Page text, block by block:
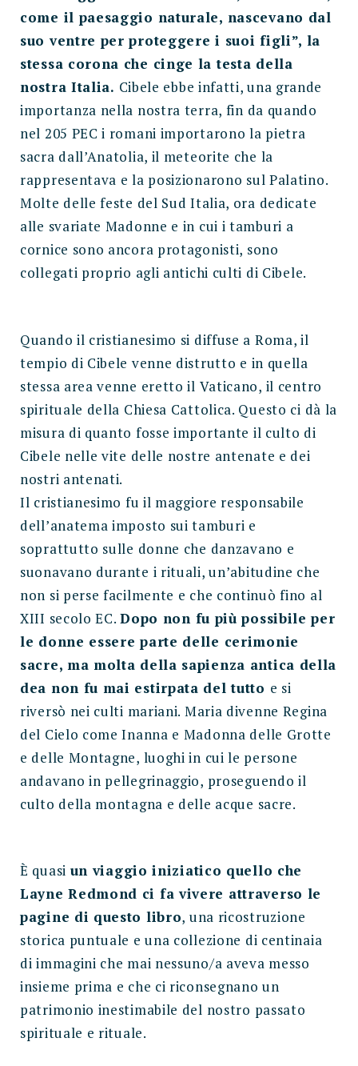
come il paesaggio naturale, nascevano dal
suo ventre per proteggere i suoi figli”, la
stessa corona che cinge la testa della
nostra Italia. Cibele ebbe infatti, una grande
importanza nella nostra terra, fin da quando
nel 205 PEC i romani importarono la pietra
sacra dall’Anatolia, il meteorite che la
rappresentava e la posizionarono sul Palatino.
Molte delle feste del Sud Italia, ora dedicate
alle svariate Madonne e in cui i tamburi a
cornice sono ancora protagonisti, sono
collegati proprio agli antichi culti di Cibele.
Quando il cristianesimo si diffuse a Roma, il
tempio di Cibele venne distrutto e in quella
stessa area venne eretto il Vaticano, il centro
spirituale della Chiesa Cattolica. Questo ci dà la
misura di quanto fosse importante il culto di
Cibele nelle vite delle nostre antenate e dei
nostri antenati.
Il cristianesimo fu il maggiore responsabile
dell’anatema imposto sui tamburi e
soprattutto sulle donne che danzavano e
suonavano durante i rituali, un’abitudine che
non si perse facilmente e che continuò fino al
XIII secolo EC.Dopo non fu più possibile per
le donne essere parte delle cerimonie
sacre, ma molta della sapienza antica della
dea non fu mai estirpata del tutto e si
riversò nei culti mariani. Maria divenne Regina
del Cielo come Inanna e Madonna delle Grotte
e delle Montagne, luoghi in cui le persone
andavano in pellegrinaggio, proseguendo il
culto della montagna e delle acque sacre.
È quasi un viaggio iniziatico quello che
Layne Redmond ci fa vivere attraverso le
pagine di questo libro, una ricostruzione
storica puntuale e una collezione di centinaia
di immagini che mai nessuno/a aveva messo
insieme prima e che ci riconsegnano un
patrimonio inestimabile del nostro passato
spirituale e rituale.